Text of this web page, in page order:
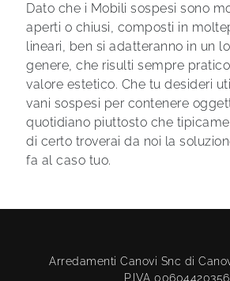
Dato che i Mobili sospesi sono
aperti o chiusi, composti in
lineari, ben si adatteranno in un
genere, che risulti sempre
valore estetico. Che tu desideri
vani sospesi per contenere
quotidiano piuttosto che
di certo troverai da noi la
fa al caso tuo.
Arredamenti Canovi Snc di
P.IVA 00604420356